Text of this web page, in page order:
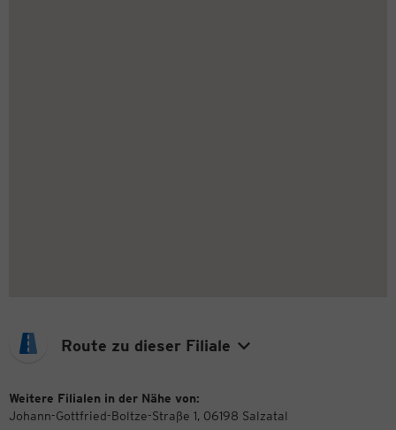
Route zu dieser Filiale
Weitere Filialen in der Nähe von:
Johann-Gottfried-Boltze-Straße 1, 06198 Salzatal